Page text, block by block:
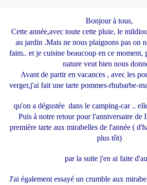
Bonjour à tous,
Cette année,avec toute cette pluie, le
au jardin .Mais ne nous plaignons pas on
faim.. et je cuisine beaucoup en ce moment,
nature veut bien nous
Avant de partir en vacances , avec les
verger,j'ai fait une tarte pommes-rhubarbe-
qu'on a dégustée dans le camping-car ..
Puis à notre retour pour l'anniversaire de
première tarte aux mirabelles de l'année (
plus tôt)
par la suite j'en ai faite
J'ai également essayé un crumble aux